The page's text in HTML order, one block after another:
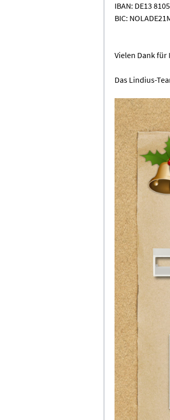
IBAN: DE13
BIC:
Vielen Dank
Das Lindius-